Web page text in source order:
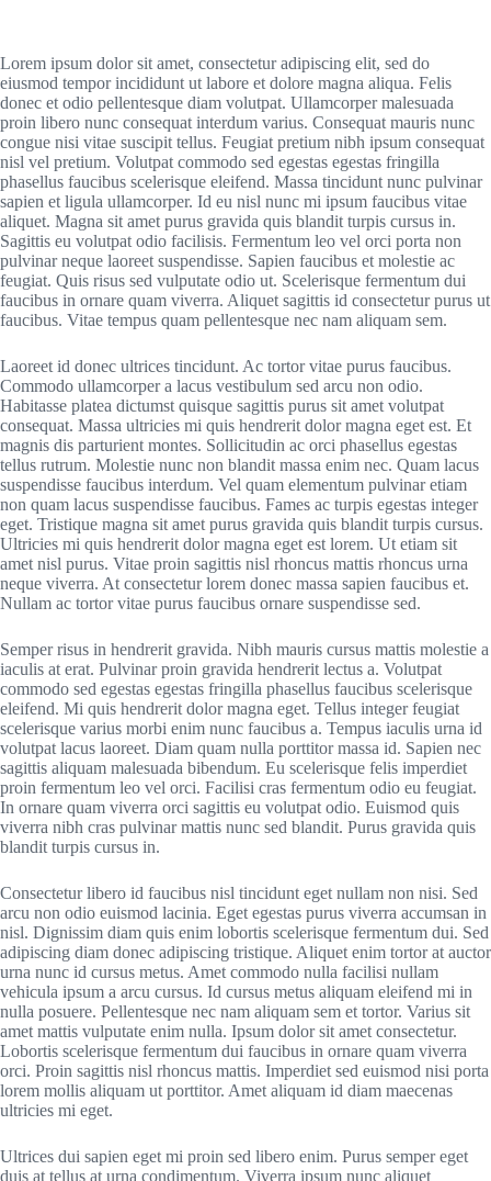
Lorem ipsum dolor sit amet, consectetur adipiscing elit, sed do
eiusmod tempor incididunt ut labore et dolore magna aliqua. Felis
donec et odio pellentesque diam volutpat. Ullamcorper malesuada
proin libero nunc consequat interdum varius. Consequat mauris nunc
congue nisi vitae suscipit tellus. Feugiat pretium nibh ipsum consequat
nisl vel pretium. Volutpat commodo sed egestas egestas fringilla
phasellus faucibus scelerisque eleifend. Massa tincidunt nunc pulvinar
sapien et ligula ullamcorper. Id eu nisl nunc mi ipsum faucibus vitae
aliquet. Magna sit amet purus gravida quis blandit turpis cursus in.
Sagittis eu volutpat odio facilisis. Fermentum leo vel orci porta non
pulvinar neque laoreet suspendisse. Sapien faucibus et molestie ac
feugiat. Quis risus sed vulputate odio ut. Scelerisque fermentum dui
faucibus in ornare quam viverra. Aliquet sagittis id consectetur purus ut
faucibus. Vitae tempus quam pellentesque nec nam aliquam sem.
Laoreet id donec ultrices tincidunt. Ac tortor vitae purus faucibus.
Commodo ullamcorper a lacus vestibulum sed arcu non odio.
Habitasse platea dictumst quisque sagittis purus sit amet volutpat
consequat. Massa ultricies mi quis hendrerit dolor magna eget est. Et
magnis dis parturient montes. Sollicitudin ac orci phasellus egestas
tellus rutrum. Molestie nunc non blandit massa enim nec. Quam lacus
suspendisse faucibus interdum. Vel quam elementum pulvinar etiam
non quam lacus suspendisse faucibus. Fames ac turpis egestas integer
eget. Tristique magna sit amet purus gravida quis blandit turpis cursus.
Ultricies mi quis hendrerit dolor magna eget est lorem. Ut etiam sit
amet nisl purus. Vitae proin sagittis nisl rhoncus mattis rhoncus urna
neque viverra. At consectetur lorem donec massa sapien faucibus et.
Nullam ac tortor vitae purus faucibus ornare suspendisse sed.
Semper risus in hendrerit gravida. Nibh mauris cursus mattis molestie a
iaculis at erat. Pulvinar proin gravida hendrerit lectus a. Volutpat
commodo sed egestas egestas fringilla phasellus faucibus scelerisque
eleifend. Mi quis hendrerit dolor magna eget. Tellus integer feugiat
scelerisque varius morbi enim nunc faucibus a. Tempus iaculis urna id
volutpat lacus laoreet. Diam quam nulla porttitor massa id. Sapien nec
sagittis aliquam malesuada bibendum. Eu scelerisque felis imperdiet
proin fermentum leo vel orci. Facilisi cras fermentum odio eu feugiat.
In ornare quam viverra orci sagittis eu volutpat odio. Euismod quis
viverra nibh cras pulvinar mattis nunc sed blandit. Purus gravida quis
blandit turpis cursus in.
Consectetur libero id faucibus nisl tincidunt eget nullam non nisi. Sed
arcu non odio euismod lacinia. Eget egestas purus viverra accumsan in
nisl. Dignissim diam quis enim lobortis scelerisque fermentum dui. Sed
adipiscing diam donec adipiscing tristique. Aliquet enim tortor at auctor
urna nunc id cursus metus. Amet commodo nulla facilisi nullam
vehicula ipsum a arcu cursus. Id cursus metus aliquam eleifend mi in
nulla posuere. Pellentesque nec nam aliquam sem et tortor. Varius sit
amet mattis vulputate enim nulla. Ipsum dolor sit amet consectetur.
Lobortis scelerisque fermentum dui faucibus in ornare quam viverra
orci. Proin sagittis nisl rhoncus mattis. Imperdiet sed euismod nisi porta
lorem mollis aliquam ut porttitor. Amet aliquam id diam maecenas
ultricies mi eget.
Ultrices dui sapien eget mi proin sed libero enim. Purus semper eget
duis at tellus at urna condimentum. Viverra ipsum nunc aliquet